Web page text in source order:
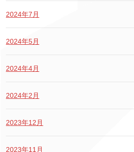
2024年7月
2024年5月
2024年4月
2024年2月
2023年12月
2023年11月